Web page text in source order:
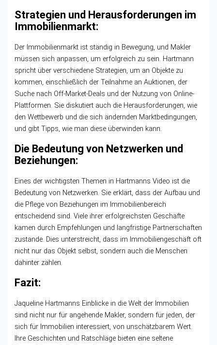
Strategien und Herausforderungen im
Immobilienmarkt:
Der Immobilienmarkt ist ständig in Bewegung, und Makler
müssen sich anpassen, um erfolgreich zu sein. Hartmann
spricht über verschiedene Strategien, um an Objekte zu
kommen, einschließlich der Teilnahme an Auktionen, der
Suche nach Off-Market-Deals und der Nutzung von Online-
Plattformen. Sie diskutiert auch die Herausforderungen, wie
den Wettbewerb und die sich ändernden Marktbedingungen,
und gibt Tipps, wie man diese überwinden kann.
Die Bedeutung von Netzwerken und
Beziehungen:
Eines der wichtigsten Themen in Hartmanns Video ist die
Bedeutung von Netzwerken. Sie erklärt, dass der Aufbau und
die Pflege von Beziehungen im Immobilienbereich
entscheidend sind. Viele ihrer erfolgreichsten Geschäfte
kamen durch Empfehlungen und langfristige Partnerschaften
zustande. Dies unterstreicht, dass im Immobiliengeschäft oft
nicht nur das Objekt selbst, sondern auch die Menschen
dahinter zählen.
Fazit:
Jaqueline Hartmanns Einblicke in die Welt der Immobilien
sind nicht nur für angehende Makler, sondern für jeden, der
sich für Immobilien interessiert, von unschätzbarem Wert.
Ihre Geschichten und Ratschläge bieten eine seltene